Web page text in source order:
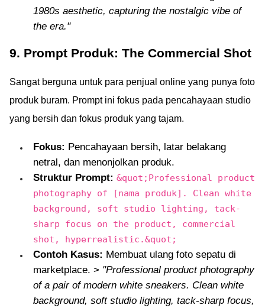
1980s aesthetic, capturing the nostalgic vibe of
the era."
9. Prompt Produk: The Commercial Shot
Sangat berguna untuk para penjual online yang punya foto
produk buram. Prompt ini fokus pada pencahayaan studio
yang bersih dan fokus produk yang tajam.
Fokus: Pencahayaan bersih, latar belakang
netral, dan menonjolkan produk.
Struktur Prompt: &quot;Professional product
photography of [nama produk]. Clean white
background, soft studio lighting, tack-
sharp focus on the product, commercial
shot, hyperrealistic.&quot;
Contoh Kasus: Membuat ulang foto sepatu di
marketplace. > "Professional product photography
of a pair of modern white sneakers. Clean white
background, soft studio lighting, tack-sharp focus,